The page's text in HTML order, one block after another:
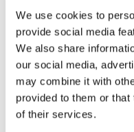
We use cookies to
provide social media
We also share
our social media,
may combine it with
provided to them or
of their services.
T-shirt Avant barn grön 92
G0007
90kr (ex. moms)